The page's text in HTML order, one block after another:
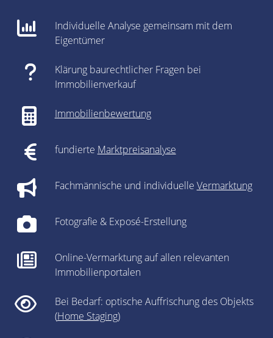
Individuelle Analyse gemeinsam mit dem
Eigentümer
Klärung baurechtlicher Fragen bei
Immobilienverkauf
Immobilienbewertung
fundierte Marktpreisanalyse
Fachmännische und individuelle Vermarktung
Fotografie & Exposé-Erstellung
Online-Vermarktung auf allen relevanten
Immobilienportalen
Bei Bedarf: optische Auffrischung des Objekts
(Home Staging)